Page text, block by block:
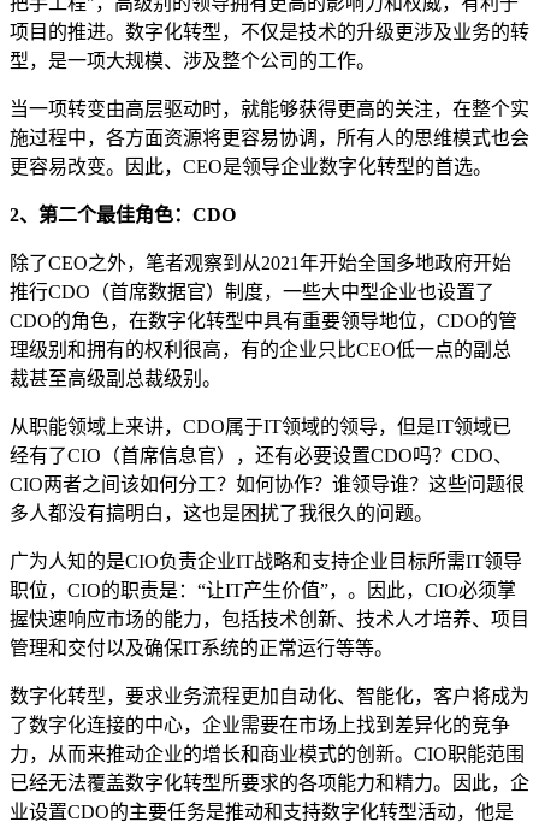
项目的推进。数字化转型，不仅是技术的升级更涉及业务的转
型，是一项大规模、涉及整个公司的工作。
当一项转变由高层驱动时，就能够获得更高的关注，在整个实
施过程中，各方面资源将更容易协调，所有人的思维模式也会
更容易改变。因此，CEO是领导企业数字化转型的首选。
2、第二个最佳角色：CDO
除了CEO之外，笔者观察到从2021年开始全国多地政府开始
推行CDO（首席数据官）制度，一些大中型企业也设置了
CDO的角色，在数字化转型中具有重要领导地位，CDO的管
理级别和拥有的权利很高，有的企业只比CEO低一点的副总
裁甚至高级副总裁级别。
从职能领域上来讲，CDO属于IT领域的领导，但是IT领域已
经有了CIO（首席信息官），还有必要设置CDO吗？CDO、
CIO两者之间该如何分工？如何协作？谁领导谁？这些问题很
多人都没有搞明白，这也是困扰了我很久的问题。
广为人知的是CIO负责企业IT战略和支持企业目标所需IT领导
职位，CIO的职责是：“让IT产生价值”，。因此，CIO必须掌
握快速响应市场的能力，包括技术创新、技术人才培养、项目
管理和交付以及确保IT系统的正常运行等等。
数字化转型，要求业务流程更加自动化、智能化，客户将成为
了数字化连接的中心，企业需要在市场上找到差异化的竞争
力，从而来推动企业的增长和商业模式的创新。CIO职能范围
已经无法覆盖数字化转型所要求的各项能力和精力。因此，企
业设置CDO的主要任务是推动和支持数字化转型活动，他是